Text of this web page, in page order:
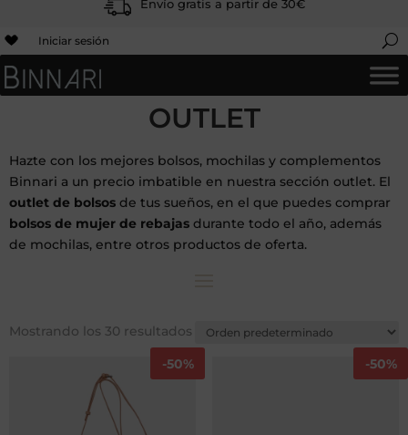
Envío gratis a partir de 30€
Iniciar sesión
OUTLET
Hazte con los mejores bolsos, mochilas y complementos
Binnari a un precio imbatible en nuestra sección outlet. El
outlet de bolsos de tus sueños, en el que puedes comprar
bolsos de mujer de rebajas durante todo el año, además
de mochilas, entre otros productos de oferta.
Mostrando los 30 resultados
-50% -50%